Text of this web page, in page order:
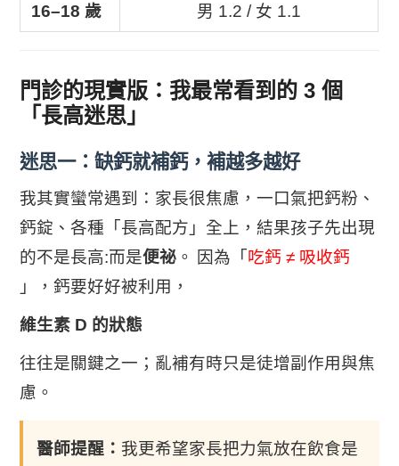
16–18 歲 男 1.2 / 女 1.1
門診的現實版：我最常看到的 3 個
「長高迷思」
迷思一：缺鈣就補鈣，補越多越好
我其實蠻常遇到：家長很焦慮，一口氣把鈣粉、
鈣錠、各種「長高配方」全上，結果孩子先出現
的不是長高:而是便祕 。 因為「 吃鈣 ≠ 吸收鈣
」，鈣要好好被利用，
維生素 D 的狀態
往往是關鍵之一；亂補有時只是徒增副作用與焦
慮。
醫師提醒： 我更希望家長把力氣放在飲食是